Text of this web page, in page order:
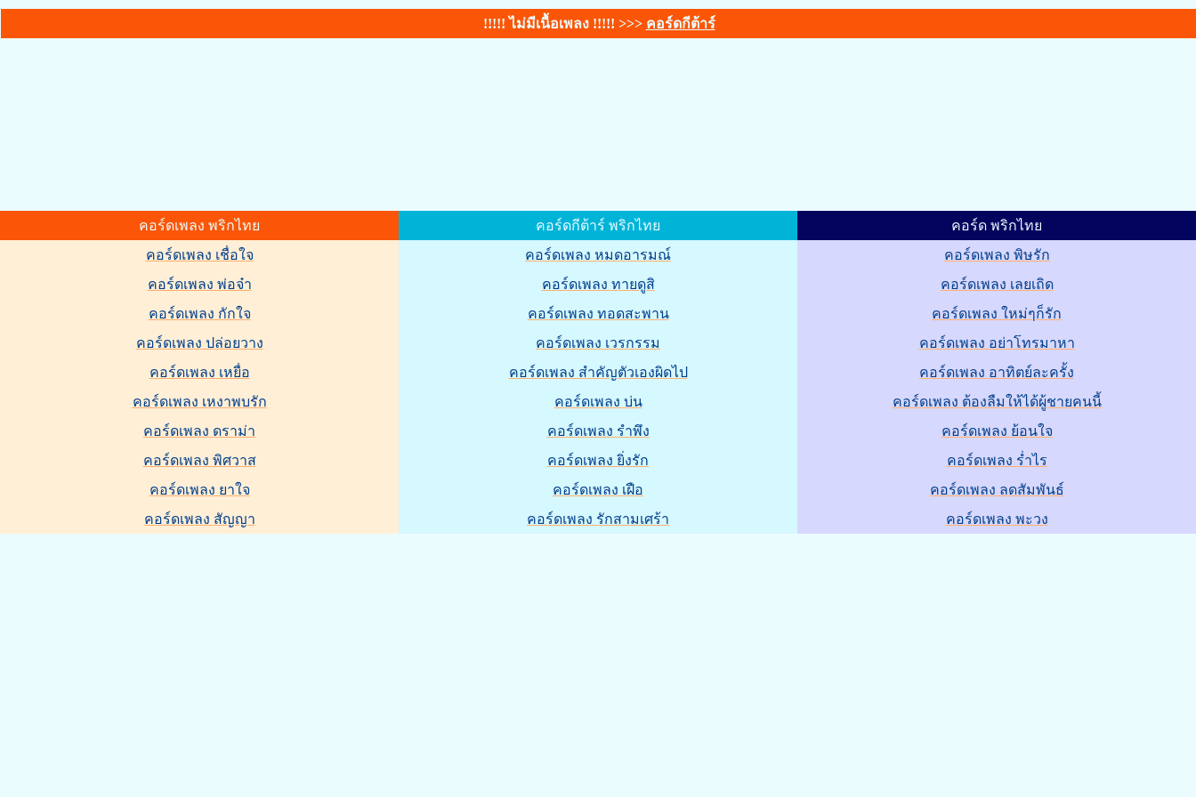
!!!!! ไม่มีเนื้อเพลง !!!!! >>> คอร์ดกีต้าร์
คอร์ดเพลง พริกไทย
คอร์ดเพลง เชื่อใจ
คอร์ดเพลง พ่อจ๋า
คอร์ดเพลง กักใจ
คอร์ดเพลง ปล่อยวาง
คอร์ดเพลง เหยื่อ
คอร์ดเพลง เหงาพบรัก
คอร์ดเพลง ดราม่า
คอร์ดเพลง พิศวาส
คอร์ดเพลง ยาใจ
คอร์ดเพลง สัญญา
คอร์ดกีต้าร์ พริกไทย
คอร์ดเพลง หมดอารมณ์
คอร์ดเพลง ทายดูสิ
คอร์ดเพลง ทอดสะพาน
คอร์ดเพลง เวรกรรม
คอร์ดเพลง สำคัญตัวเองผิดไป
คอร์ดเพลง บ่น
คอร์ดเพลง รำพึง
คอร์ดเพลง ยิ่งรัก
คอร์ดเพลง เฝือ
คอร์ดเพลง รักสามเศร้า
คอร์ด พริกไทย
คอร์ดเพลง พิษรัก
คอร์ดเพลง เลยเถิด
คอร์ดเพลง ใหม่ๆก็รัก
คอร์ดเพลง อย่าโทรมาหา
คอร์ดเพลง อาทิตย์ละครั้ง
คอร์ดเพลง ต้องลืมให้ได้ผู้ชายคนนี้
คอร์ดเพลง ย้อนใจ
คอร์ดเพลง ร่ำไร
คอร์ดเพลง ลดสัมพันธ์
คอร์ดเพลง พะวง